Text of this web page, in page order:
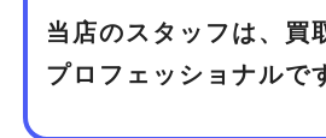
当店のスタッフは、買
プロフェッショナルで